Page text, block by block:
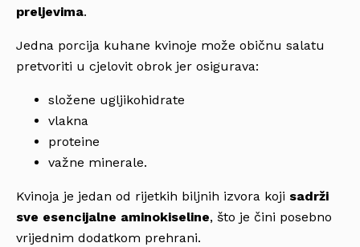
preljevima.
Jedna porcija kuhane kvinoje može običnu salatu
pretvoriti u cjelovit obrok jer osigurava:
složene ugljikohidrate
vlakna
proteine
važne minerale.
Kvinoja je jedan od rijetkih biljnih izvora koji sadrži
sve esencijalne aminokiseline, što je čini posebno
vrijednim dodatkom prehrani.